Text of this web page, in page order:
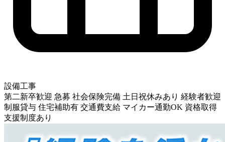
設備工事
第二新卒歓迎 急募 社会保険完備 土日祝休みあり 経験者歓迎
制服貸与 住宅補助有 交通費支給 マイカー通勤OK 資格取得
支援制度あり